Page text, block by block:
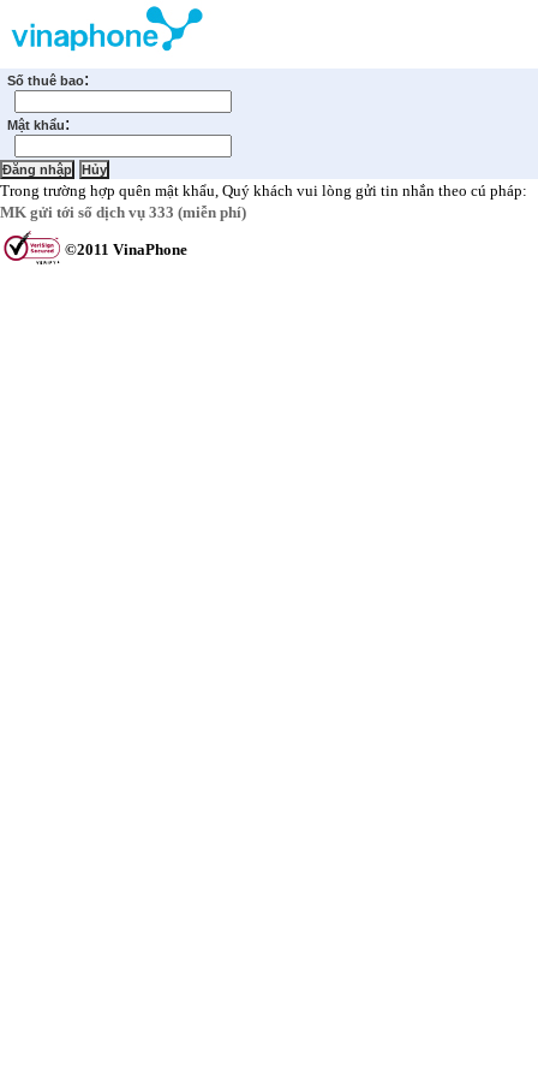
Số thuê bao:
Mật khẩu:
Trong trường hợp quên mật khẩu, Quý khách vui lòng gửi tin nhắn theo cú pháp:
MK gửi tới số dịch vụ 333 (miễn phí)
©2011 VinaPhone